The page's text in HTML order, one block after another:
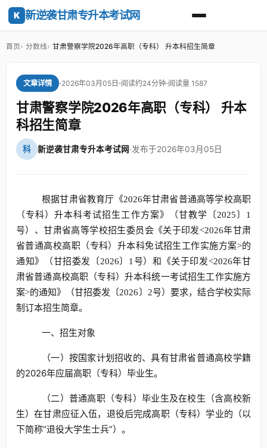
K 新逆袭甘肃专升本考试网
首页 分数线 甘肃警察学院2026年高职（专科） 升本科招生简章
文章详情 2026年03月05日 阅读约24分钟 阅读量 1587
甘肃警察学院2026年高职（专科） 升本
科招生简章
科 新逆袭甘肃专升本考试网·发布于2026年03月05日
根据甘肃省教育厅《2026年甘肃省普通高等学校高职
（专科）升本科考试招生工作方案》（甘教学〔2025〕1
号）、甘肃省高等学校招生委员会《关于印发<2026年甘肃
省普通高校高职（专科）升本科免试招生工作实施方案>的
通知》（甘招委发〔2026〕1号）和《关于印发<2026年甘
肃省普通高校高职（专科）升本科统一考试招生工作实施方
案>的通知》（甘招委发〔2026〕2号） 要求，结合学校实际
制订本招生简章。
一、招生对象
（一）按国家计划招收的、具有甘肃省普通高校学籍
的2026年应届高职（专科）毕业生。
（二）普通高职（专科）毕业生及在校生（含高校新
生）在甘肃应征入伍，退役后完成高职（专科）学业的（以
下简称“退役大学生士兵”）。